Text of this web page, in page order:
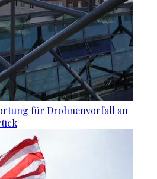
für Drohnenvorfall an